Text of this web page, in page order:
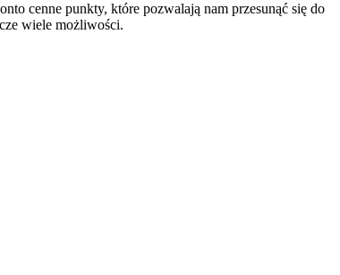
cenne punkty, które pozwalają nam przesunąć się do
wiele możliwości.